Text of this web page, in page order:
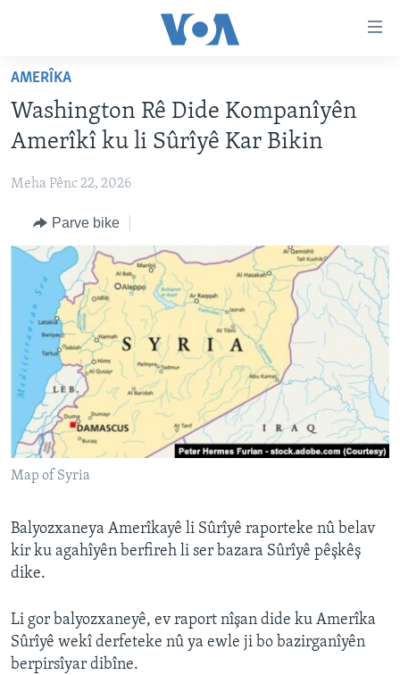
Yekser
naveroka
serekî
here
serekî
Yekser
Lêgerînê
DESTPÊK
FOTO GALERÎ
RADYO
HEVPEYVÎN
AMERÎKA
TIRKÎYE
SÛRÎYE
ÎRAQ
ÎRAN
ROJHILATA NAVÎN
CÎHAN
ÇAND Û HUNER
SERNIVÎS
SORANÎ
Learning English
FOLLOW US
Zimanên Din
AMERÎKA
Washington Rê Dide Kompanîyên
Amerîkî ku li Sûrîyê Kar Bikin
Meha Pênc 22, 2026
Parve bike
Map of Syria
Balyozxaneya Amerîkayê li Sûrîyê raporteke nû belav
kir ku agahîyên berfireh li ser bazara Sûrîyê pêşkêş
dike.
Li gor balyozxaneyê, ev raport nîşan dide ku Amerîka
Sûrîyê wekî derfeteke nû ya ewle ji bo bazirganîyên
berpirsîyar dibîne.